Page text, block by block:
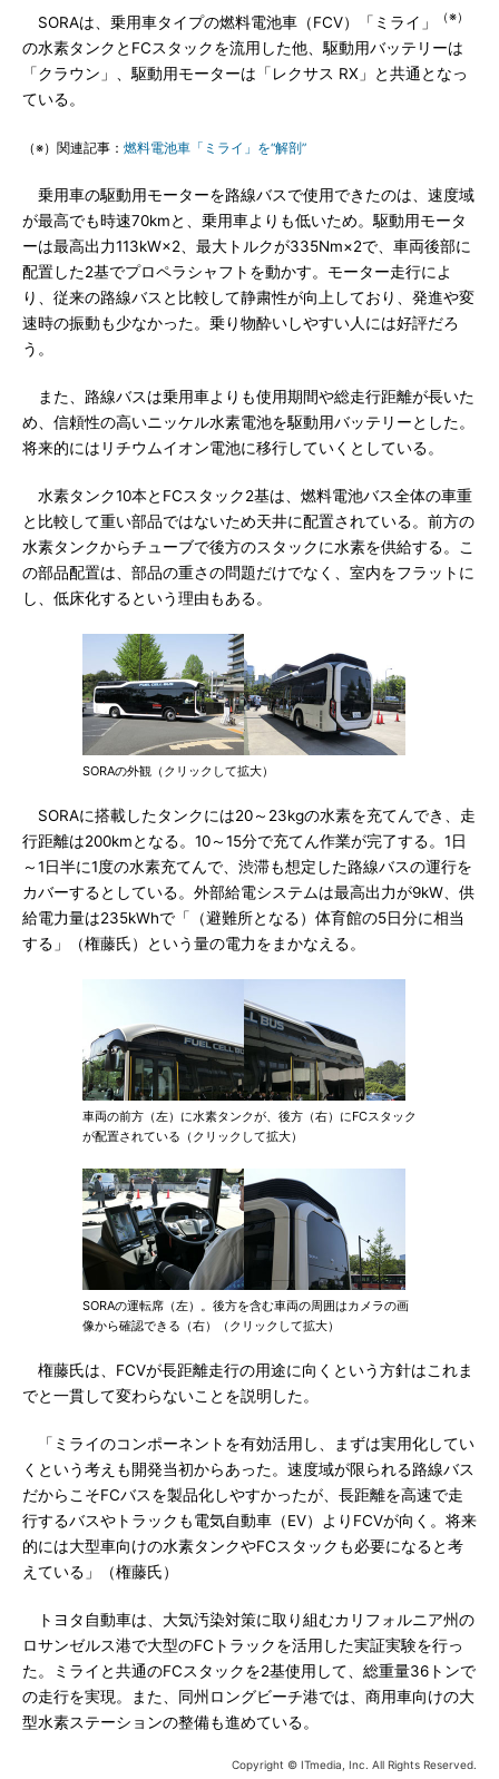
SORAは、乗用車タイプの燃料電池車（FCV）「ミライ」 （※）
の水素タンクとFCスタックを流用した他、駆動用バッテリーは
「クラウン」、駆動用モーターは「レクサス RX」と共通となっ
ている。
（※）関連記事： 燃料電池車「ミライ」を“解剖”
乗用車の駆動用モーターを路線バスで使用できたのは、速度域
が最高でも時速70kmと、乗用車よりも低いため。駆動用モータ
ーは最高出力113kW×2、最大トルクが335Nm×2で、車両後部に
配置した2基でプロペラシャフトを動かす。モーター走行によ
り、従来の路線バスと比較して静粛性が向上しており、発進や変
速時の振動も少なかった。乗り物酔いしやすい人には好評だろ
う。
また、路線バスは乗用車よりも使用期間や総走行距離が長いた
め、信頼性の高いニッケル水素電池を駆動用バッテリーとした。
将来的にはリチウムイオン電池に移行していくとしている。
水素タンク10本とFCスタック2基は、燃料電池バス全体の車重
と比較して重い部品ではないため天井に配置されている。前方の
水素タンクからチューブで後方のスタックに水素を供給する。こ
の部品配置は、部品の重さの問題だけでなく、室内をフラットに
し、低床化するという理由もある。
SORAの外観（クリックして拡大）
SORAに搭載したタンクには20～23kgの水素を充てんでき、走
行距離は200kmとなる。10～15分で充てん作業が完了する。1日
～1日半に1度の水素充てんで、渋滞も想定した路線バスの運行を
カバーするとしている。外部給電システムは最高出力が9kW、供
給電力量は235kWhで「（避難所となる）体育館の5日分に相当
する」（権藤氏）という量の電力をまかなえる。
車両の前方（左）に水素タンクが、後方（右）にFCスタック
が配置されている（クリックして拡大）
SORAの運転席（左）。後方を含む車両の周囲はカメラの画
像から確認できる（右）（クリックして拡大）
権藤氏は、FCVが長距離走行の用途に向くという方針はこれま
でと一貫して変わらないことを説明した。
「ミライのコンポーネントを有効活用し、まずは実用化してい
くという考えも開発当初からあった。速度域が限られる路線バス
だからこそFCバスを製品化しやすかったが、長距離を高速で走
行するバスやトラックも電気自動車（EV）よりFCVが向く。将来
的には大型車向けの水素タンクやFCスタックも必要になると考
えている」（権藤氏）
トヨタ自動車は、大気汚染対策に取り組むカリフォルニア州の
ロサンゼルス港で大型のFCトラックを活用した実証実験を行っ
た。ミライと共通のFCスタックを2基使用して、総重量36トンで
の走行を実現。また、同州ロングビーチ港では、商用車向けの大
型水素ステーションの整備も進めている。
Copyright © ITmedia, Inc. All Rights Reserved.